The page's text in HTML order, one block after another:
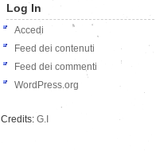
Log In
Accedi
Feed dei contenuti
Feed dei commenti
WordPress.org
Credits: G.I